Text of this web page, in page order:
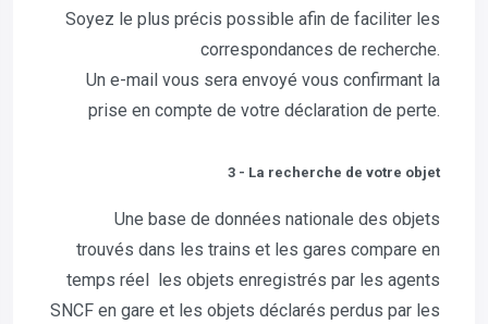
Soyez le plus précis possible afin de faciliter les
correspondances de recherche.
Un e-mail vous sera envoyé vous confirmant la
prise en compte de votre déclaration de perte.
3 - La recherche de votre objet
Une base de données nationale des objets
trouvés dans les trains et les gares compare en
temps réel les objets enregistrés par les agents
SNCF en gare et les objets déclarés perdus par les